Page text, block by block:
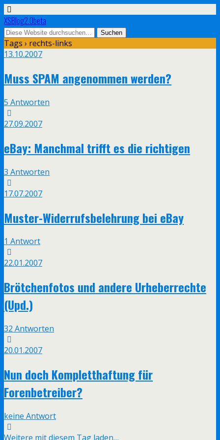
XSBlog2.0beta
Tags › rechts-links
13.10.2007
Muss SPAM angenommen werden?
5 Antworten
27.09.2007
eBay: Manchmal trifft es die richtigen
3 Antworten
17.07.2007
Muster-Widerrufsbelehrung bei eBay
1 Antwort
22.01.2007
Brötchenfotos und andere Urheberrechte
(Upd.)
32 Antworten
20.01.2007
Nun doch Kompletthaftung für
Forenbetreiber?
keine Antwort
Weitere mit diesem Tag laden…